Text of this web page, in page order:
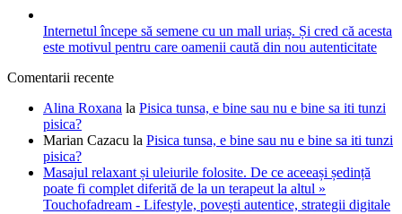
Internetul începe să semene cu un mall uriaș. Și cred că acesta
este motivul pentru care oamenii caută din nou autenticitate
Comentarii recente
Alina Roxana la Pisica tunsa, e bine sau nu e bine sa iti tunzi
pisica?
Marian Cazacu la Pisica tunsa, e bine sau nu e bine sa iti tunzi
pisica?
Masajul relaxant și uleiurile folosite. De ce aceeași ședință
poate fi complet diferită de la un terapeut la altul »
Touchofadream - Lifestyle, povești autentice, strategii digitale